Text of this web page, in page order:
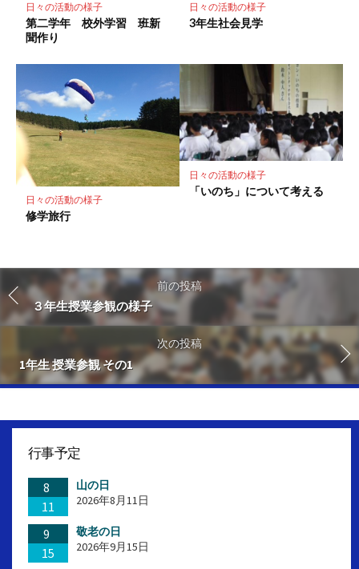
日々の活動の様子
第二学年 校外学習 班新
聞作り
日々の活動の様子
3年生社会見学
日々の活動の様子
修学旅行
日々の活動の様子
「いのち」について考える
前の投稿
３年生授業参観の様子
次の投稿
1年生 授業参観 その1
行事予定
8
11
山の日
2026年8月11日
9
15
敬老の日
2026年9月15日